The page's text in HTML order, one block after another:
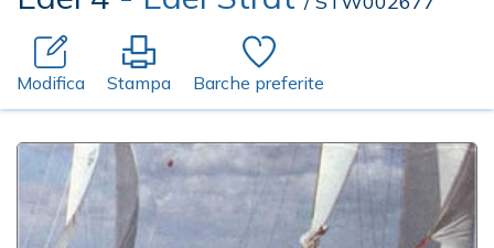
Modifica Stampa Barche preferite